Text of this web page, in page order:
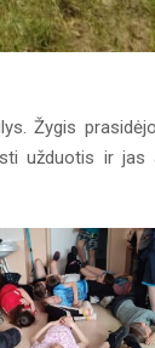
Žygis
užduotis ir jas